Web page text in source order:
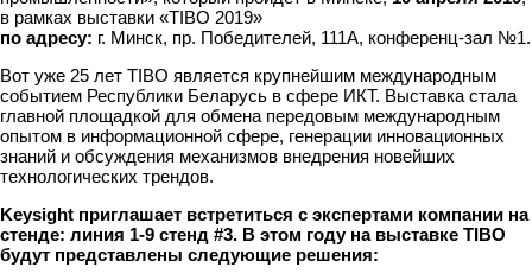
в рамках выставки «TIBO 2019»
по адресу: г. Минск, пр. Победителей, 111А, конференц-зал №1.
Вот уже 25 лет TIBO является крупнейшим международным
событием Республики Беларусь в сфере ИКТ. Выставка стала
главной площадкой для обмена передовым международным
опытом в информационной сфере, генерации инновационных
знаний и обсуждения механизмов внедрения новейших
технологических трендов.
Keysight приглашает встретиться с экспертами компании на
стенде: линия 1-9 стенд #3. В этом году на выставке TIBO
будут представлены следующие решения: